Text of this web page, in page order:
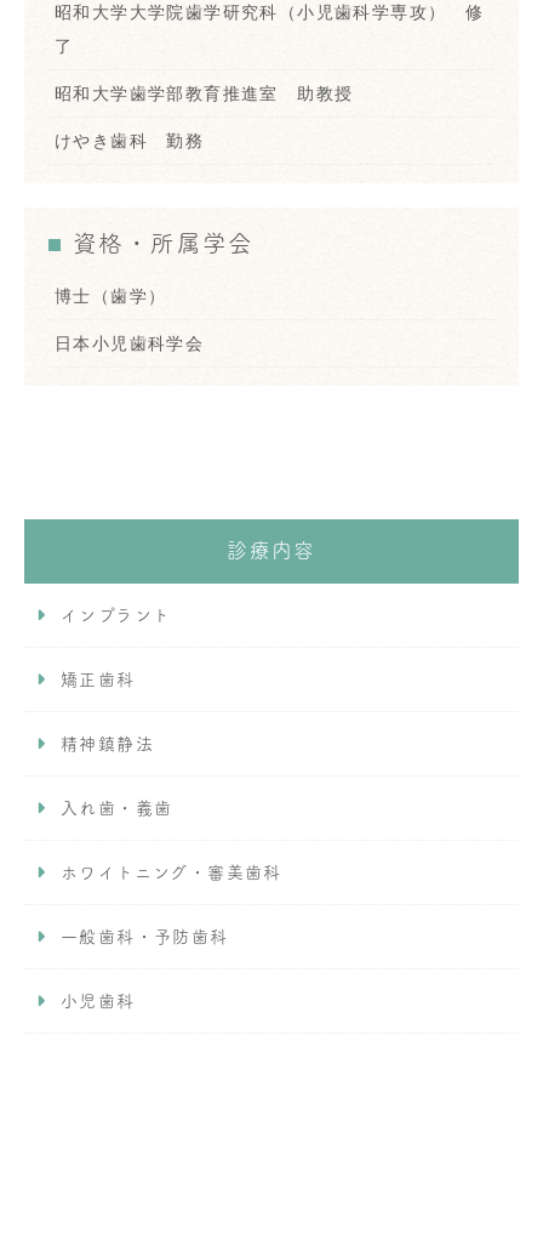
昭和大学大学院歯学研究科（小児歯科学専攻） 修
了
昭和大学歯学部教育推進室 助教授
けやき歯科 勤務
資格・所属学会
博士（歯学）
日本小児歯科学会
診療内容
インプラント
矯正歯科
精神鎮静法
入れ歯・義歯
ホワイトニング・審美歯科
一般歯科・予防歯科
小児歯科